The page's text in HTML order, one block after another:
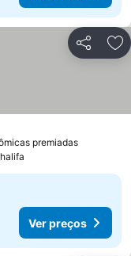
Partilhar
premiadas
Ver preços